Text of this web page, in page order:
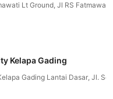
Lt Ground, Jl RS
Kelapa Gading
Gading Lantai Dasar, Jl.